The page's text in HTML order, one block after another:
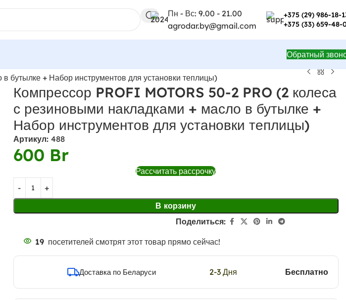
Пн - Вс: 9.00 - 21.00
agrodar.by@gmail.com
+375 (29) 986-18-
+375 (33) 659-48-
Обратный
бутылке + Набор инструментов для установки теплицы)
Компрессор PROFI MOTORS 50-2 PRO (2 колеса
с резиновыми накладками + масло в бутылке +
Набор инструментов для установки теплицы)
Артикул: 488
600 Br
Рассчитать рассрочку
В корзину
Поделиться:
19 посетителей смотрят этот товар прямо сейчас!
Доставка по Беларуси 2-3 Дня Бесплатно